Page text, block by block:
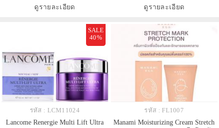
สีผิว มอบเนื้อสัมผัสที่บางเบา พร้อม
ปกป้องผิวจากรังสี UVA/UVB
ดูรายละเอียด
อย่างเป็นธรรมชาติ ด้วยเซรั่มในชุด
ดูรายละเอียด
SALE
40%
รหัส : LCM11024
Lancome Renergie Multi Lift Ultra
รหัส : FL1007
Manami Moisturizing Cream Stretch